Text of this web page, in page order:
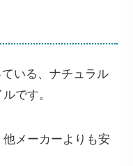
いる、ナチュラル
です。
メーカーよりも安